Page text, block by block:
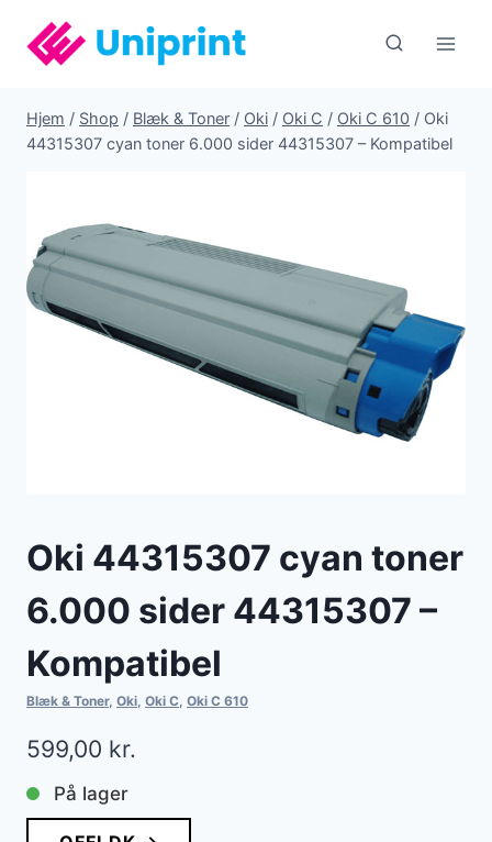
indhold
Hjem / Shop / Blæk & Toner / Oki / Oki C / Oki C 610 / Oki
44315307 cyan toner 6.000 sider 44315307 – Kompatibel
Oki 44315307 cyan toner
6.000 sider 44315307 –
Kompatibel
Blæk & Toner, Oki Oki C Oki C 610
599,00 kr.
På lager